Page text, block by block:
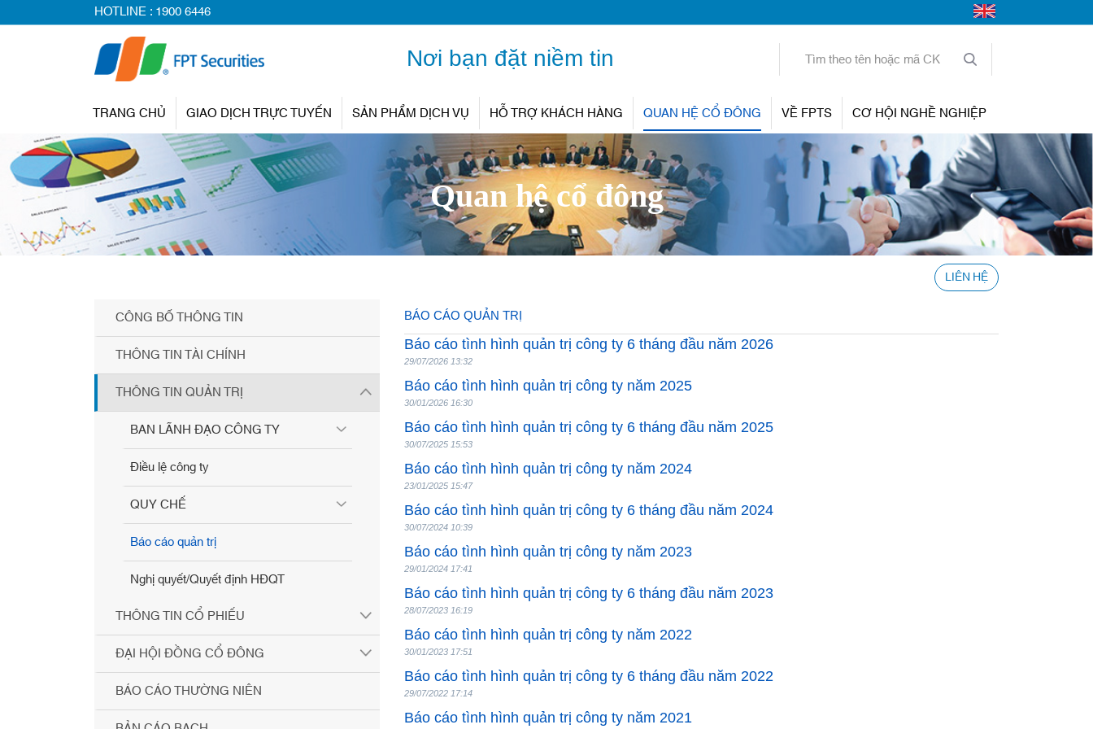
HOTLINE :1900 6446
Nơi bạn đặt niềm tin
TRANG CHỦ GIAO DỊCH TRỰC TUYẾN SẢN PHẨM DỊCH VỤ HỖ TRỢ KHÁCH HÀNG QUAN HỆ CỔ ĐÔNG VỀ FPTS CƠ HỘI NGHỀ NGHIỆP
Quan hệ cổ đông
LIÊN HỆ
CÔNG BỐ THÔNG TIN
THÔNG TIN TÀI CHÍNH
THÔNG TIN QUẢN TRỊ
BAN LÃNH ĐẠO CÔNG TY
Điều lệ công ty
QUY CHẾ
Báo cáo quản trị
Nghị quyết/Quyết định HĐQT
THÔNG TIN CỔ PHIẾU
ĐẠI HỘI ĐỒNG CỔ ĐÔNG
BÁO CÁO THƯỜNG NIÊN
BÁO CÁO QUẢN TRỊ
Báo cáo tình hình quản trị công ty 6 tháng đầu năm 2026
29/07/2026 13:32
Báo cáo tình hình quản trị công ty năm 2025
30/01/2026 16:30
Báo cáo tình hình quản trị công ty 6 tháng đầu năm 2025
30/07/2025 15:53
Báo cáo tình hình quản trị công ty năm 2024
23/01/2025 15:47
Báo cáo tình hình quản trị công ty 6 tháng đầu năm 2024
30/07/2024 10:39
Báo cáo tình hình quản trị công ty năm 2023
29/01/2024 17:41
Báo cáo tình hình quản trị công ty 6 tháng đầu năm 2023
28/07/2023 16:19
Báo cáo tình hình quản trị công ty năm 2022
30/01/2023 17:51
Báo cáo tình hình quản trị công ty 6 tháng đầu năm 2022
29/07/2022 17:14
Báo cáo tình hình quản trị công ty năm 2021